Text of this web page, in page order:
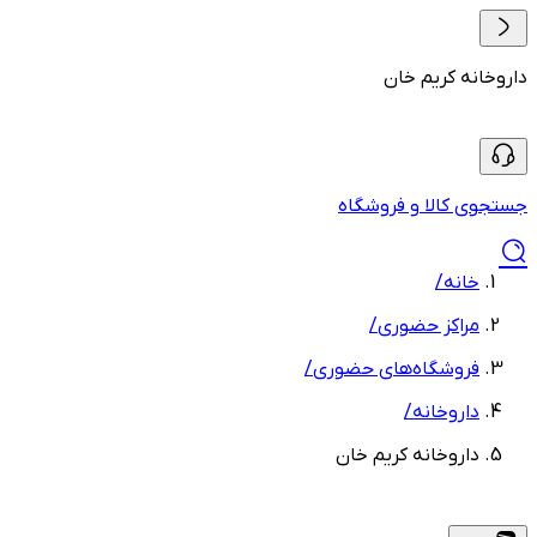
داروخانه کریم خان
جستجوی کالا و فروشگاه
خانه/
مراکز حضوری/
فروشگاه‌های حضوری/
داروخانه/
داروخانه کریم خان